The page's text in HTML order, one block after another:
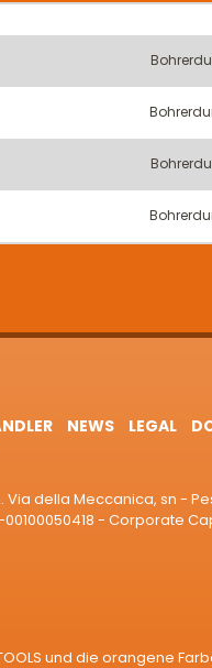
NEWS LEGAL
della Meccanica, sn -
- Corporate
TOOLS und die orangene